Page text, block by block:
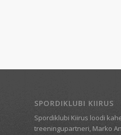
SPORDIKLUBI KIIRUS
Spordiklubi Kiirus loodi
treeningupartneri, Marko